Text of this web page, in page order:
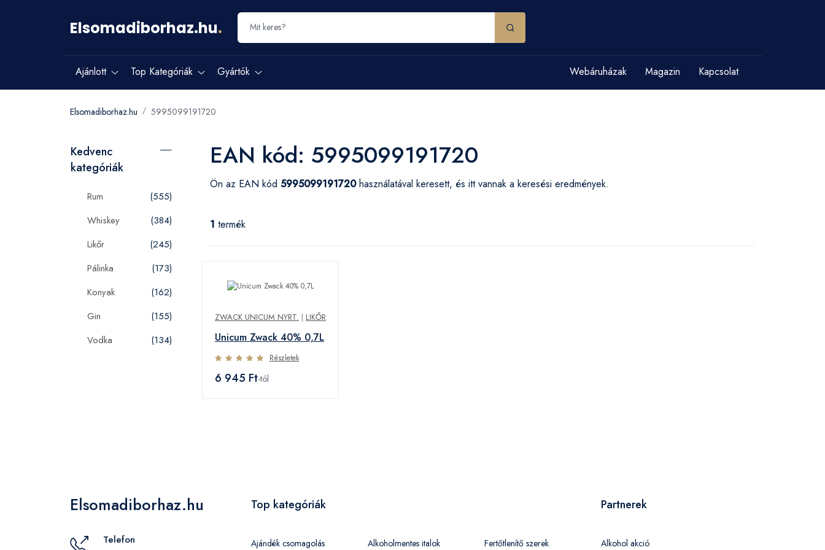
Elsomadiborhaz.hu.
Ajánlott Top Kategóriák Gyártók Webáruházak Magazin Kapcsolat
Elsomadiborhaz.hu 5995099191720
Kedvenc
kategóriák
Rum
(555)
Whiskey
(384)
Likőr
(245)
Pálinka
(173)
Konyak
(162)
Gin
(155)
Vodka
(134)
EAN kód: 5995099191720
Ön az EAN kód 5995099191720használatával keresett, és itt vannak a keresési eredmények.
1 termék
ZWACK UNICUM NYRT. | LIKŐR
Unicum Zwack 40% 0,7L
Részletek
6 945 Ft-tól
Elsomadiborhaz.hu
Telefon
Top kategóriák
Ajándék csomagolás Alkoholmentes italok Fertőtlenítő szerek
Partnerek
Alkohol akció